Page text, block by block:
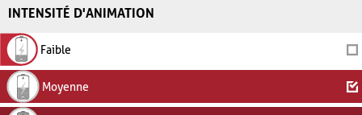
INTENSITÉ D'ANIMATION
Faible
Moyenne